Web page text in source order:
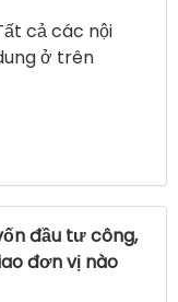
cả các nội
ở trên
đầu tư công,
đơn vị nào